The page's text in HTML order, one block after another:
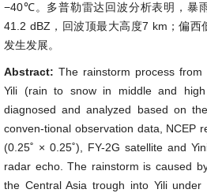
−40℃。多普勒雷达回波分析表明，暴
41.2 dBZ，回波顶最大高度7 km；偏西
发生发展。
Abstract: The rainstorm process
Yili (rain to snow in middle and high
diagnosed and analyzed based on
conven-tional observation data, NCEP
(0.25˚ × 0.25˚), FY-2G satellite and
radar echo. The rainstorm is caused
the Central Asia trough into Yili